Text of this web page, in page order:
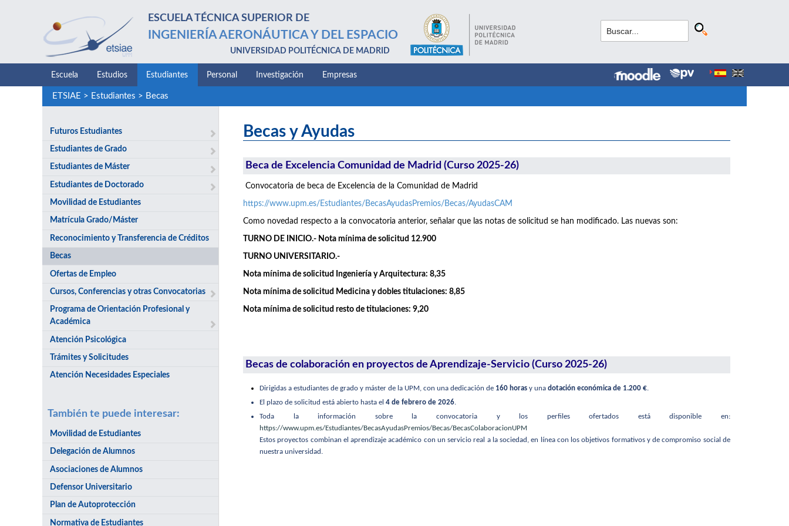
ESCUELA TÉCNICA SUPERIOR DE
INGENIERÍA AERONÁUTICA Y DEL ESPACIO
UNIVERSIDAD POLITÉCNICA DE MADRID
Escuela Estudios Estudiantes Personal Investigación Empresas
ETSIAE > Estudiantes > Becas
Futuros Estudiantes
Estudiantes de Grado
Estudiantes de Máster
Estudiantes de Doctorado
Movilidad de Estudiantes
Matrícula Grado/Máster
Reconocimiento y Transferencia de Créditos
Becas
Ofertas de Empleo
Cursos, Conferencias y otras Convocatorias
Programa de Orientación Profesional y
Académica
Atención Psicológica
Trámites y Solicitudes
Atención Necesidades Especiales
También te puede interesar:
Movilidad de Estudiantes
Delegación de Alumnos
Asociaciones de Alumnos
Defensor Universitario
Plan de Autoprotección
Normativa de Estudiantes
Becas y Ayudas
Beca de Excelencia Comunidad de Madrid (Curso 2025-26)
Convocatoria de beca de Excelencia de la Comunidad de Madrid
https://www.upm.es/Estudiantes/BecasAyudasPremios/Becas/AyudasCAM
Como novedad respecto a la convocatoria anterior, señalar que las notas de solicitud se han modificado. Las nuevas son:
TURNO DE INICIO.- Nota mínima de solicitud 12.900
TURNO UNIVERSITARIO.-
Nota mínima de solicitud Ingeniería y Arquitectura: 8,35
Nota mínima de solicitud Medicina y dobles titulaciones: 8,85
Nota mínima de solicitud resto de titulaciones: 9,20
Becas de colaboración en proyectos de Aprendizaje-Servicio (Curso 2025-26)
Dirigidas a estudiantes de grado y máster de la UPM, con una dedicación de 160 horas y una dotación económica de 1.200 €
El plazo de solicitud está abierto hasta el 4 de febrero de 2026.
Toda la información sobre la convocatoria y los perfiles ofertados está disponible en:
https://www.upm.es/Estudiantes/BecasAyudasPremios/Becas/BecasColaboracionUPM
Estos proyectos combinan el aprendizaje académico con un servicio real a la sociedad, en línea con los objetivos formativos y de compromiso social de
nuestra universidad.